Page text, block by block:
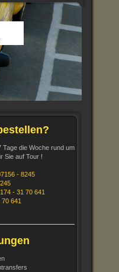
Tage die Woche rund um
Sie auf Tour !
- 8245
- 31 70 641
641